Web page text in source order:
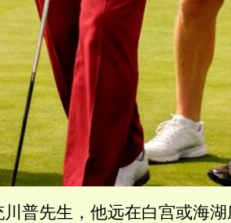
川普先生，他远在白宫或海